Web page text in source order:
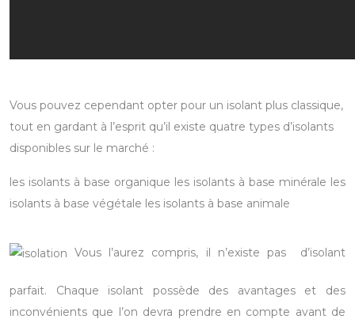
Vous pouvez cependant opter pour un isolant plus classique,
tout en gardant à l’esprit qu’il existe quatre types d’isolants
disponibles sur le marché :
les isolants à base organique les isolants à base minérale les
isolants à base végétale les isolants à base animale
Vous l’aurez compris, il n’existe pas d’isolant
parfait. Chaque isolant possède des avantages et des
inconvénients que l’on devra prendre en compte avant de